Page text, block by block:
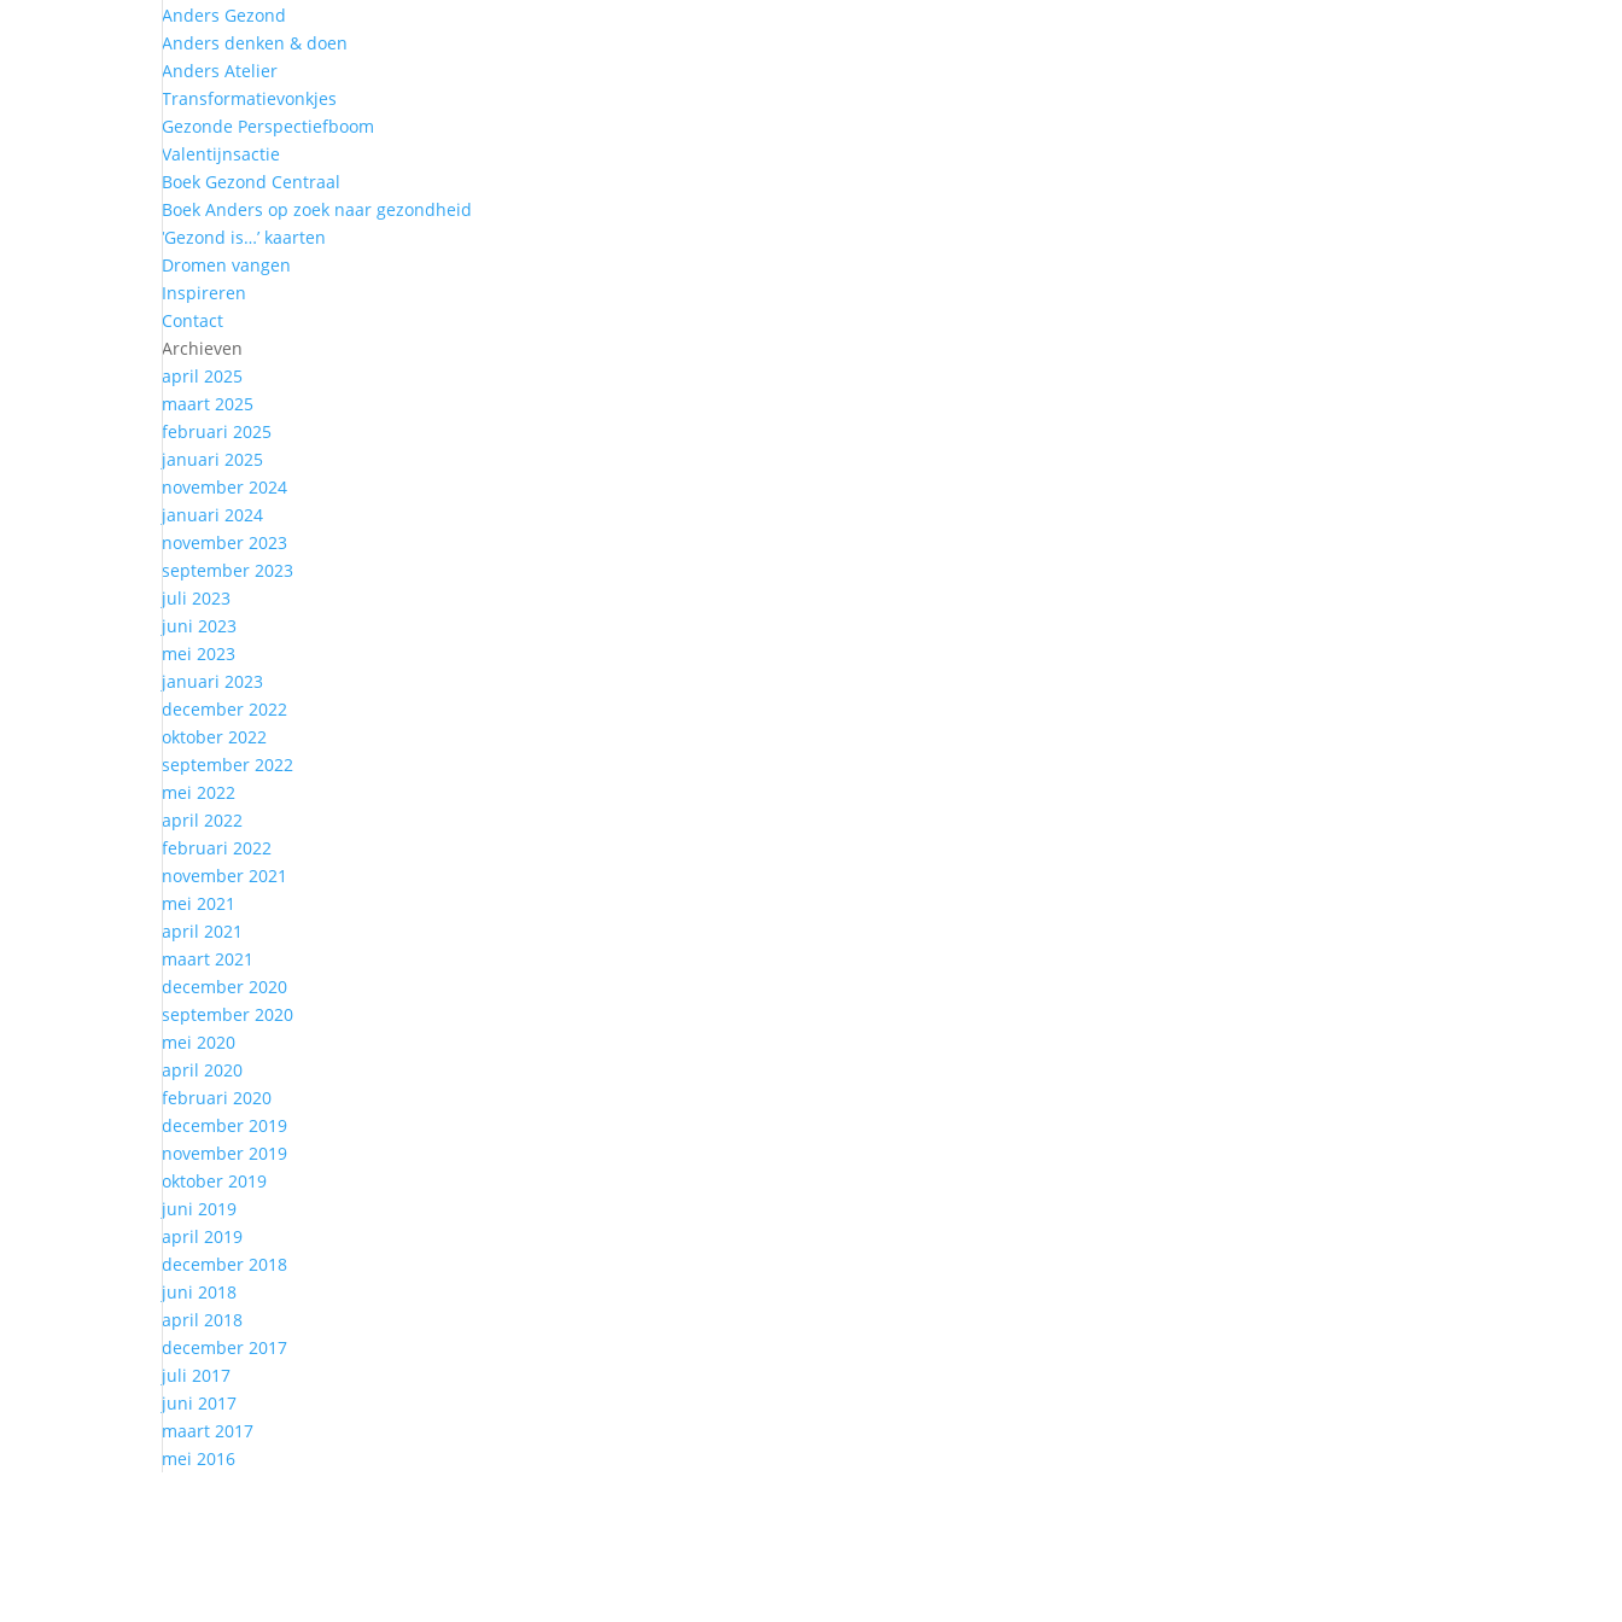
Anders Gezond
Anders denken & doen
Anders Atelier
Transformatievonkjes
Gezonde Perspectiefboom
Valentijnsactie
Boek Gezond Centraal
Boek Anders op zoek naar gezondheid
‘Gezond is…’ kaarten
Dromen vangen
Inspireren
Contact
Archieven
april 2025
maart 2025
februari 2025
januari 2025
november 2024
januari 2024
november 2023
september 2023
juli 2023
juni 2023
mei 2023
januari 2023
december 2022
oktober 2022
september 2022
mei 2022
april 2022
februari 2022
november 2021
mei 2021
april 2021
maart 2021
december 2020
september 2020
mei 2020
april 2020
februari 2020
december 2019
november 2019
oktober 2019
juni 2019
april 2019
december 2018
juni 2018
april 2018
december 2017
juli 2017
juni 2017
maart 2017
mei 2016